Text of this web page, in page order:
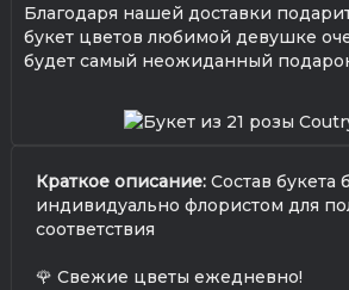
Благодаря нашей доставки
букет цветов любимой девушке
будет самый неожиданный
Краткое описание: Состав букета
индивидуально флористом для
соответствия
🌹 Свежие цветы ежедневно!